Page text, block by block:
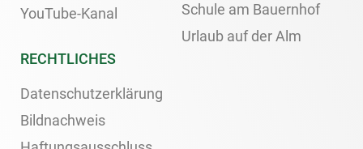
YouTube-Kanal
Schule am Bauernhof
Urlaub auf der Alm
RECHTLICHES
Datenschutzerklärung
Bildnachweis